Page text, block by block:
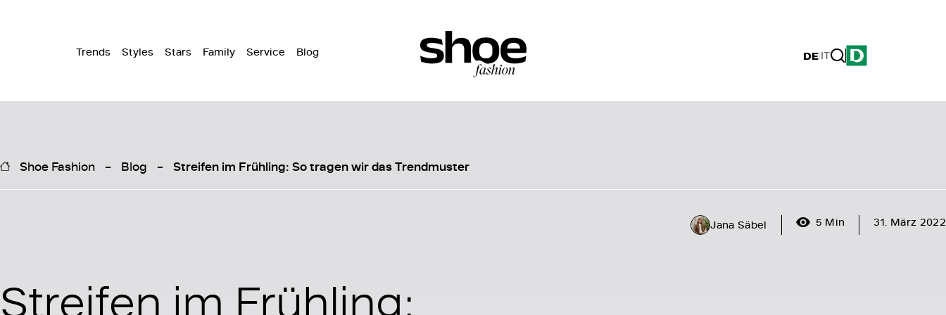
Trends Styles Stars Family Service Blog DE|IT
Shoe Fashion Blog Streifen im Frühling: So tragen wir das Trendmuster
Jana Säbel 5 Min 31. März 2022
Streifen im Frühling: